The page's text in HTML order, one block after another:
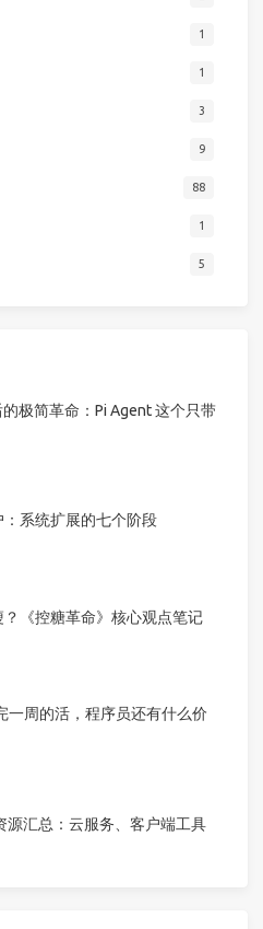
1
1
3
9
88
1
5
极简革命：Pi Agent 这个只带
系统扩展的七个阶段
《控糖革命》核心观点笔记
一周的活，程序员还有什么价
源汇总：云服务、客户端工具